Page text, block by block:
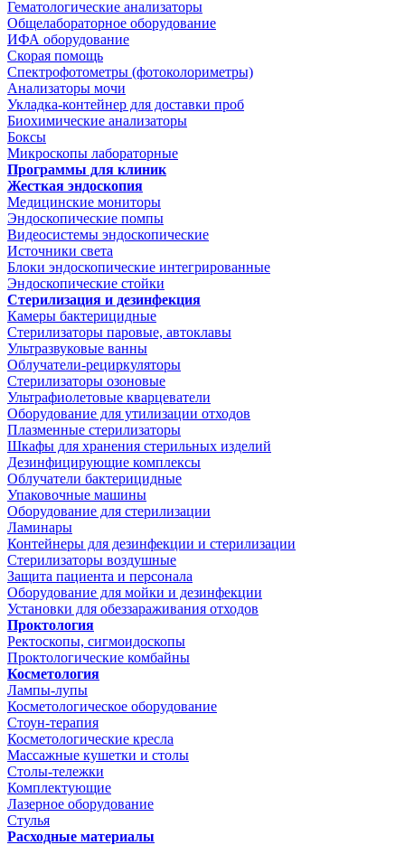
Гематологические анализаторы
Общелабораторное оборудование
ИФА оборудование
Скорая помощь
Спектрофотометры (фотоколориметры)
Анализаторы мочи
Укладка-контейнер для доставки проб
Биохимические анализаторы
Боксы
Микроскопы лабораторные
Программы для клиник
Жесткая эндоскопия
Медицинские мониторы
Эндоскопические помпы
Видеосистемы эндоскопические
Источники света
Блоки эндоскопические интегрированные
Эндоскопические стойки
Стерилизация и дезинфекция
Камеры бактерицидные
Стерилизаторы паровые, автоклавы
Ультразвуковые ванны
Облучатели-рециркуляторы
Стерилизаторы озоновые
Ультрафиолетовые кварцеватели
Оборудование для утилизации отходов
Плазменные стерилизаторы
Шкафы для хранения стерильных изделий
Дезинфицирующие комплексы
Облучатели бактерицидные
Упаковочные машины
Оборудование для стерилизации
Ламинары
Контейнеры для дезинфекции и стерилизации
Стерилизаторы воздушные
Защита пациента и персонала
Оборудование для мойки и дезинфекции
Установки для обеззараживания отходов
Проктология
Ректоскопы, сигмоидоскопы
Проктологические комбайны
Косметология
Лампы-лупы
Косметологическое оборудование
Стоун-терапия
Косметологические кресла
Массажные кушетки и столы
Столы-тележки
Комплектующие
Лазерное оборудование
Стулья
Расходные материалы